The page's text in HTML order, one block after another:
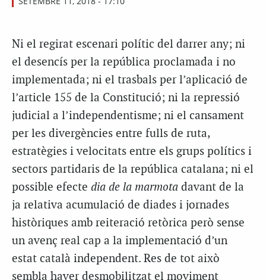
Ni el regirat escenari polític del darrer any; ni
el desencís per la república proclamada i no
implementada; ni el trasbals per l’aplicació de
l’article 155 de la Constitució; ni la repressió
judicial a l’independentisme; ni el cansament
per les divergències entre fulls de ruta,
estratègies i velocitats entre els grups polítics i
sectors partidaris de la república catalana; ni el
possible efecte dia de la marmota davant de la
ja relativa acumulació de diades i jornades
històriques amb reiteració retòrica però sense
un avenç real cap a la implementació d’un
estat català independent. Res de tot això
sembla haver desmobilitzat el moviment